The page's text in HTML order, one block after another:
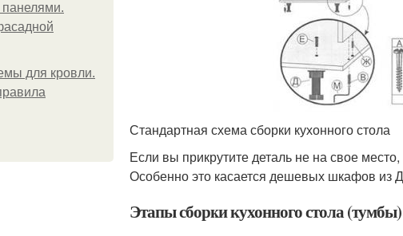
для кровли.
Стандартная схема сборки кухонного стола
Если вы прикрутите деталь не на свое
Особенно это касается дешевых шкафов из
Этапы сборки кухонного стола